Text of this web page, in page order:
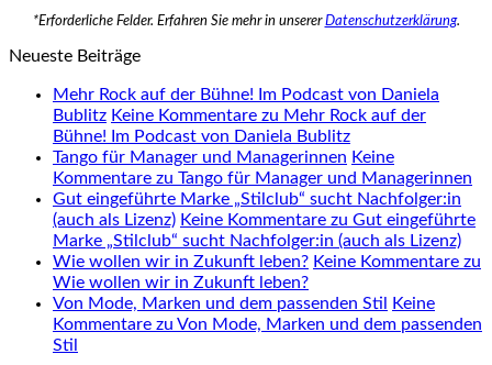
*Erforderliche Felder. Erfahren Sie mehr in unsererDatenschutzerklärung.
Neueste Beiträge
Mehr Rock auf der Bühne! Im Podcast von Daniela
Bublitz Keine Kommentare zu Mehr Rock auf der
Bühne! Im Podcast von Daniela Bublitz
Tango für Manager und Managerinnen Keine
Kommentare zu Tango für Manager und Managerinnen
Gut eingeführte Marke „Stilclub“ sucht Nachfolger:in
(auch als Lizenz) Keine Kommentare zu Gut eingeführte
Marke „Stilclub“ sucht Nachfolger:in (auch als Lizenz)
Wie wollen wir in Zukunft leben? Keine Kommentare zu
Wie wollen wir in Zukunft leben?
Von Mode, Marken und dem passenden Stil
Keine
Kommentare zu Von Mode, Marken und dem passenden
Stil